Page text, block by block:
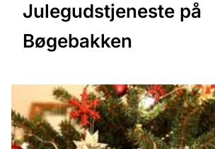
Julegudstjeneste på
Bøgebakken